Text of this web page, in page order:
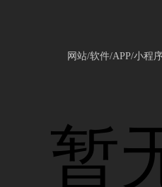
网站/软件/APP/小程
暂